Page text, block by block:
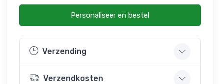
Personaliseer en bestel
Verzending
Verzendkosten